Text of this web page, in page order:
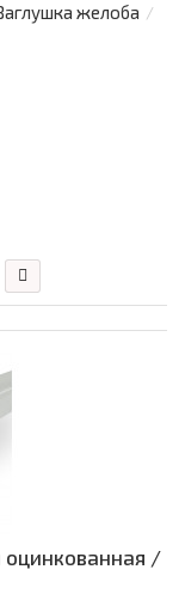
желоба
/